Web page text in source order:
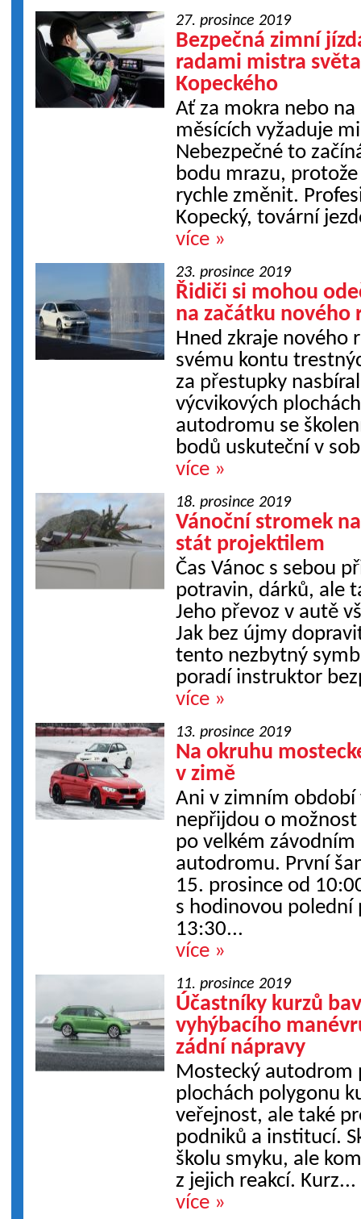
27. prosince 2019
Bezpečná zimní
radami mistra
Kopeckého
Ať za mokra nebo
měsících vyžaduje
Nebezpečné to
bodu mrazu,
rychle změnit.
Kopecký, tovární
více »
23. prosince 2019
Řidiči si mohou
na začátku nového
Hned zkraje nového
svému kontu
za přestupky
výcvikových
autodromu se
bodů uskuteční v
více »
18. prosince 2019
Vánoční stromek
stát projektilem
Čas Vánoc s sebou
potravin, dárků, ale
Jeho převoz v autě
Jak bez újmy
tento nezbytný
poradí instruktor
více »
13. prosince 2019
Na okruhu
v zimě
Ani v zimním
nepřijdou o možnost
po velkém
autodromu. První
15. prosince od
s hodinovou polední
13:30...
více »
11. prosince 2019
Účastníky kurzů
vyhýbacího
zádní nápravy
Mostecký autodrom
plochách polygonu
veřejnost, ale také
podniků a institucí.
školu smyku, ale
z jejich reakcí. Kurz...
více »